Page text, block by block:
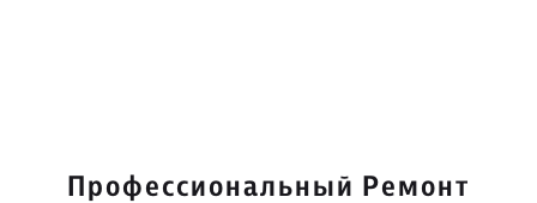
Профессиональный Ремонт